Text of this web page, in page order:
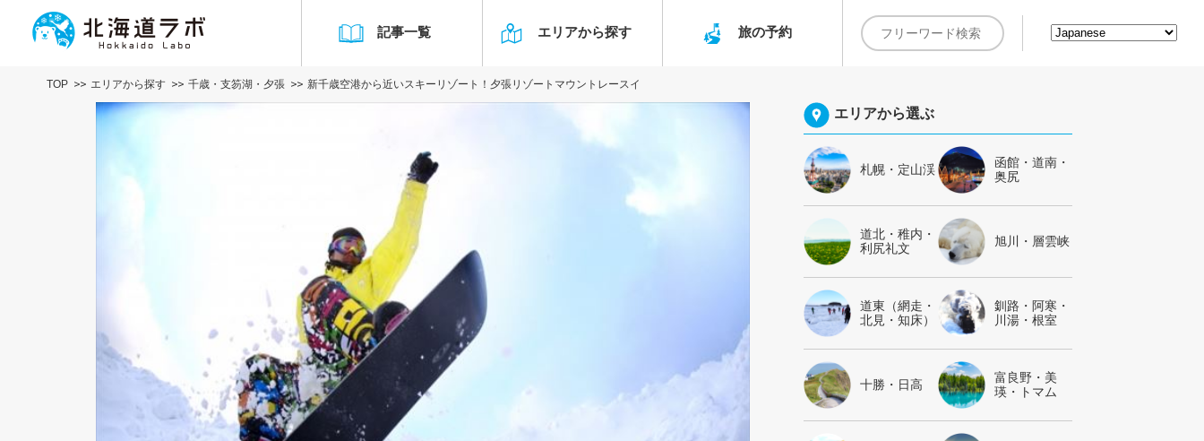
記事一覧 エリアから探す 旅の予約
TOP エリアから探す 千歳・支笏湖・夕張 新千歳空港から近いスキーリゾート！夕張リゾートマウントレースイ
エリアから選ぶ
札幌・定山渓
函館・道南・
奥尻
道北・稚内・
利尻礼文
旭川・層雲峡
道東（網走・
北見・知床）
釧路・阿寒・
川湯・根室
十勝・日高
富良野・美
瑛・トマム